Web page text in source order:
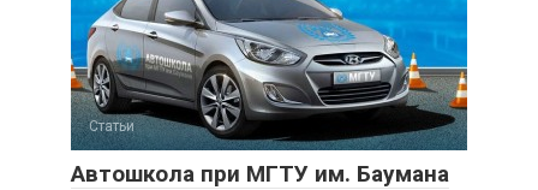
Статьи
Автошкола при МГТУ им. Баумана